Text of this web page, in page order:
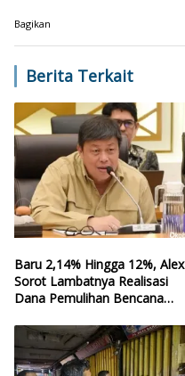
Bagikan
Berita Terkait
Baru 2,14% Hingga 12%, Alex
Sorot Lambatnya Realisasi
Dana Pemulihan Bencana